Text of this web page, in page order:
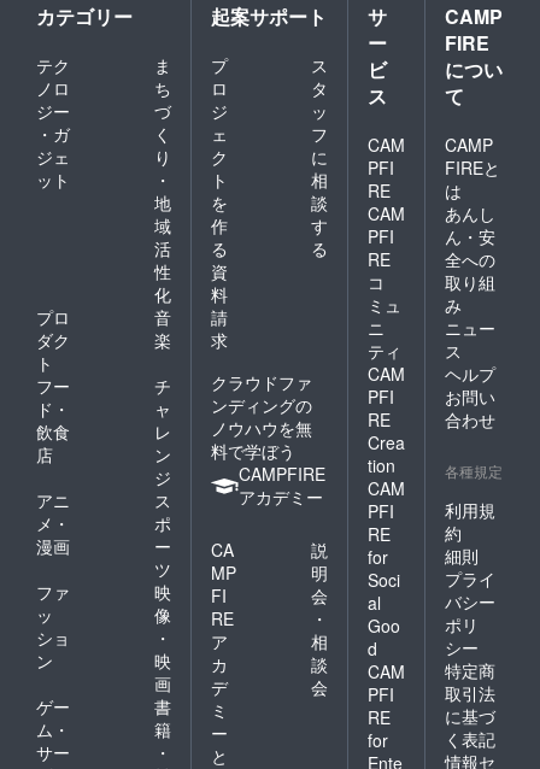
カテゴリー
テク
ノロ
ジー
・ガ
ジェ
ット
ま
ち
づ
く
り
・
地
域
活
性
化
プロ
ダク
ト
音
楽
フー
ド・
飲食
店
チ
ャ
レ
ン
ジ
アニ
メ・
漫画
ス
ポ
ー
ツ
ファ
ッ
ショ
ン
映
像
・
映
画
ゲー
ム・
サー
書
籍
・
起案サポート
プ
ロ
ジ
ェ
ク
ト
を
作
る
ス
タ
ッ
フ
に
相
談
す
る
資
料
請
求
クラウドファ
ンディングの
ノウハウを無
料で学ぼう
CAMPFIRE
アカデミー
CA
MP
FI
RE
ア
カ
デ
ミ
ー
と
説
明
会
・
相
談
会
サ
ー
ビ
ス
CAM
PFI
RE
CAM
PFI
RE
コ
ミュ
ニ
ティ
CAM
PFI
RE
Crea
tion
CAM
PFI
RE
for
Soci
al
Goo
d
CAM
PFI
RE
for
Ente
CAMP
FIRE
につい
て
CAMP
FIREと
は
あんし
ん・安
全への
取り組
み
ニュー
ス
ヘルプ
お問い
合わせ
各種規定
利用規
約
細則
プライ
バシー
ポリ
シー
特定商
取引法
に基づ
く表記
情報セ